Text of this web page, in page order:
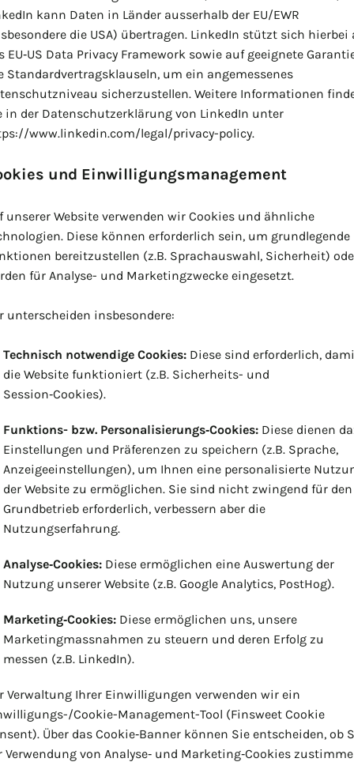
kann Daten in Länder ausserhalb der EU/EWR
die USA) übertragen. LinkedIn stützt sich hierbei
EU‑US Data Privacy Framework sowie auf geeignete
Standardvertragsklauseln, um ein angemessenes
sicherzustellen. Weitere Informationen
in der Datenschutzerklärung von LinkedIn unter
www.linkedin.com/legal/privacy-policy.
und Einwilligungsmanagement
unserer Website verwenden wir Cookies und ähnliche
Diese können erforderlich sein, um grundlegende
bereitzustellen (z.B. Sprachauswahl, Sicherheit)
für Analyse- und Marketingzwecke eingesetzt.
unterscheiden insbesondere:
Technisch notwendige Cookies:Diese sind erforderlich,
die Website funktioniert (z.B. Sicherheits- und
Session‑Cookies).
Funktions- bzw. Personalisierungs‑Cookies:Diese dienen
Einstellungen und Präferenzen zu speichern (z.B. Sprache,
Anzeigeeinstellungen), um Ihnen eine personalisierte
der Website zu ermöglichen. Sie sind nicht zwingend für den
Grundbetrieb erforderlich, verbessern aber die
Nutzungserfahrung.
Analyse‑Cookies:Diese ermöglichen eine Auswertung der
Nutzung unserer Website (z.B. Google Analytics, PostHog).
Marketing‑Cookies:Diese ermöglichen uns, unsere
Marketingmassnahmen zu steuern und deren Erfolg zu
messen (z.B. LinkedIn).
Verwaltung Ihrer Einwilligungen verwenden wir ein
Cookie-Management-Tool (Finsweet Cookie
Über das Cookie‑Banner können Sie entscheiden, ob
Verwendung von Analyse‑ und Marketing‑Cookies